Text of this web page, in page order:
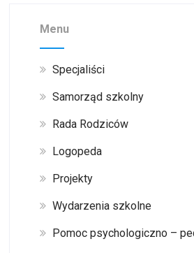
Menu
Specjaliści
Samorząd szkolny
Rada Rodziców
Logopeda
Projekty
Wydarzenia szkolne
Pomoc psychologiczno –